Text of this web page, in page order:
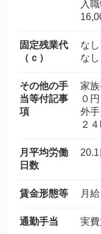
入
固定残業代
（ｃ）
なし
なし
その他の手
当等付記事
項
家
０
外
２
月平均労働
日数
20.1
賃金形態等 月給
通勤手当 実